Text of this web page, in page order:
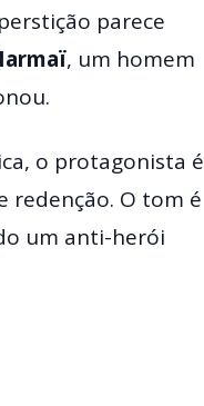
parece
, um homem
o protagonista é
redenção. O tom é
um anti-herói